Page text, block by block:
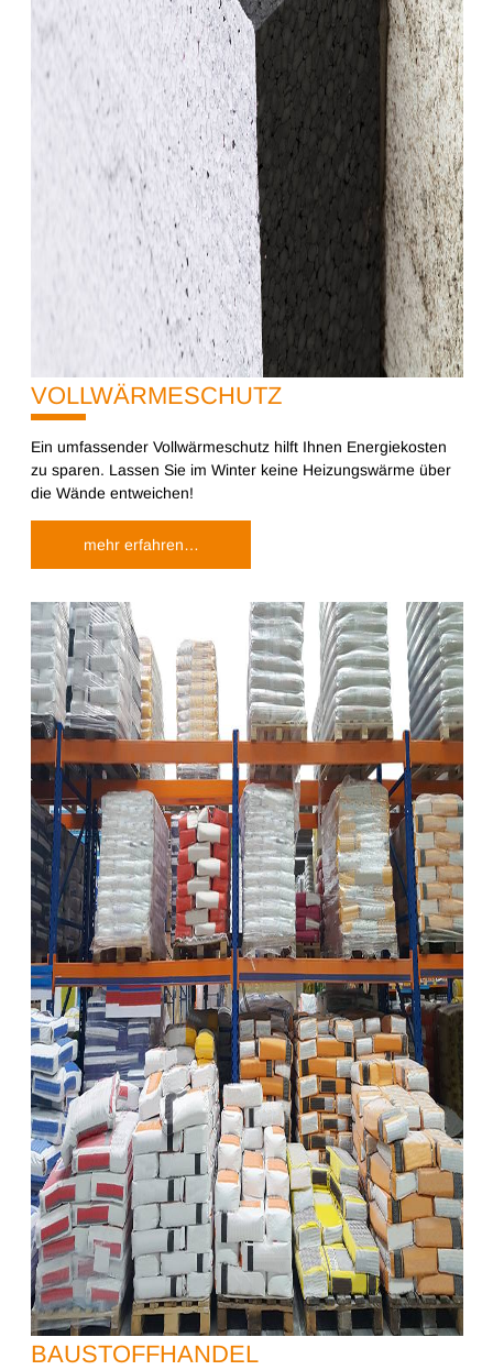
VOLLWÄRMESCHUTZ
Ein umfassender Vollwärmeschutz hilft Ihnen Energiekosten
zu sparen. Lassen Sie im Winter keine Heizungswärme über
die Wände entweichen!
mehr erfahren…
BAUSTOFFHANDEL